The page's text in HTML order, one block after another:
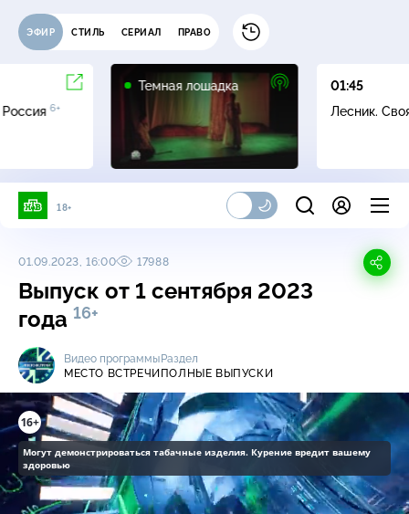
ЭФИР СТИЛЬ СЕРИАЛ ПРАВО
Россия6+
Темная лошадка
16+
01:45
Лесник.
18+
01.09.2023, 16:00 17988
Выпуск от 1 сентября 2023
года 16+
Видео программы
МЕСТО ВСТРЕЧИ
Раздел
ПОЛНЫЕ ВЫПУСКИ
16+
Могут демонстрироваться табачные изделия. Курение вредит вашему
здоровью